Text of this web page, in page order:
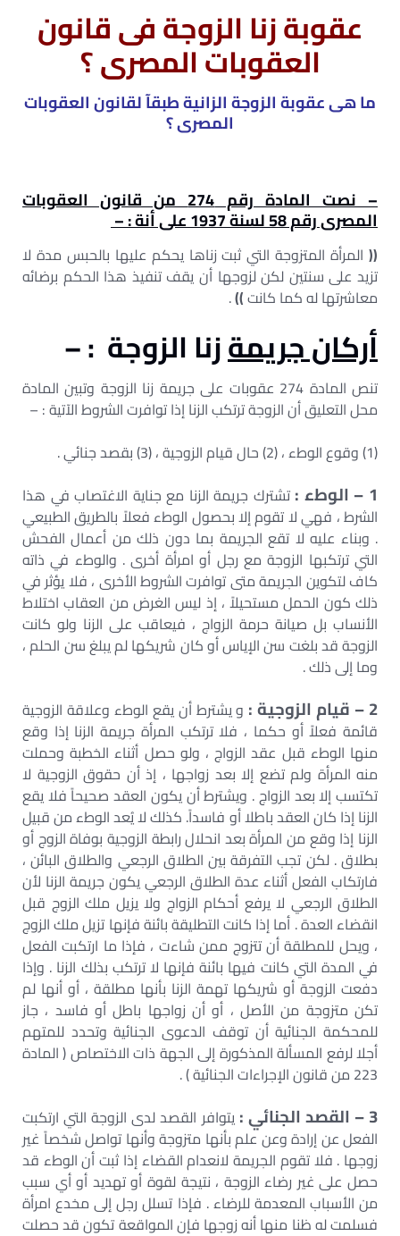
عقوبة زنا الزوجة فى قانون
العقوبات المصرى ؟
ما هى عقوبة الزوجة الزانية طبقآ لقانون العقوبات
المصرى ؟
– نصت المادة رقم 274 من قانون العقوبات
المصرى رقم 58 لسنة 1937 على أنة : –
(( المرأة المتزوجة التي ثبت زناها يحكم عليها بالحبس مدة لا
تزيد على سنتين لكن لزوجها أن يقف تنفيذ هذا الحكم برضائه
معاشرتها له كما كانت))
.
أركان جريمةزنا الزوجة : –
تنص المادة 274 عقوبات على جريمة زنا الزوجة وتبين المادة
محل التعليق أن الزوجة ترتكب الزنا إذا توافرت الشروط الآتية : –
(1) وقوع الوطء ، (2) حال قيام الزوجية ، (3) بقصد جنائي .
1 – الوطء :
تشترك جريمة الزنا مع جناية الاغتصاب في هذا
الشرط ، فهي لا تقوم إلا بحصول الوطء فعلاً بالطريق الطبيعي
. وبناء عليه لا تقع الجريمة بما دون ذلك من أعمال الفحش
التي ترتكبها الزوجة مع رجل أو امرأة أخرى . والوطء في ذاته
كاف لتكوين الجريمة متى توافرت الشروط الأخرى ، فلا يؤثر في
ذلك كون الحمل مستحيلاً ، إذ ليس الغرض من العقاب اختلاط
الأنساب بل صيانة حرمة الزواج ، فيعاقب على الزنا ولو كانت
الزوجة قد بلغت سن الإياس أو كان شريكها لم يبلغ سن الحلم ،
وما إلى ذلك .
2 – قيام الزوجية :
و يشترط أن يقع الوطء وعلاقة الزوجية
قائمة فعلاً أو حكما ، فلا ترتكب المرأة جريمة الزنا إذا وقع
منها الوطء قبل عقد الزواج ، ولو حصل أثناء الخطبة وحملت
منه المرأة ولم تضع إلا بعد زواجها ، إذ أن حقوق الزوجية لا
تكتسب إلا بعد الزواج . ويشترط أن يكون العقد صحيحاً فلا يقع
الزنا إذا كان العقد باطلا أو فاسداً. كذلك لا يُعد الوطء من قبيل
الزنا إذا وقع من المرأة بعد انحلال رابطة الزوجية بوفاة الزوج أو
بطلاق . لكن تجب التفرقة بين الطلاق الرجعي والطلاق البائن ،
فارتكاب الفعل أثناء عدة الطلاق الرجعي يكون جريمة الزنا لأن
الطلاق الرجعي لا يرفع أحكام الزواج ولا يزيل ملك الزوج قبل
انقضاء العدة . أما إذا كانت التطليقة بائنة فإنها تزيل ملك الزوج
، ويحل للمطلقة أن تتزوج ممن شاءت ، فإذا ما ارتكبت الفعل
في المدة التي كانت فيها بائنة فإنها لا ترتكب بذلك الزنا . وإذا
دفعت الزوجة أو شريكها تهمة الزنا بأنها مطلقة ، أو أنها لم
تكن متزوجة من الأصل ، أو أن زواجها باطل أو فاسد ، جاز
للمحكمة الجنائية أن توقف الدعوى الجنائية وتحدد للمتهم
أجلا لرفع المسألة المذكورة إلى الجهة ذات الاختصاص ( المادة
223 من قانون الإجراءات الجنائية ) .
3 – القصد الجنائي :
يتوافر القصد لدى الزوجة التي ارتكبت
الفعل عن إرادة وعن علم بأنها متزوجة وأنها تواصل شخصاً غير
زوجها . فلا تقوم الجريمة لانعدام القضاء إذا ثبت أن الوطء قد
حصل على غير رضاء الزوجة ، نتيجة لقوة أو تهديد أو أي سبب
من الأسباب المعدمة للرضاء . فإذا تسلل رجل إلى مخدع امرأة
فسلمت له ظنا منها أنه زوجها فإن المواقعة تكون قد حصلت